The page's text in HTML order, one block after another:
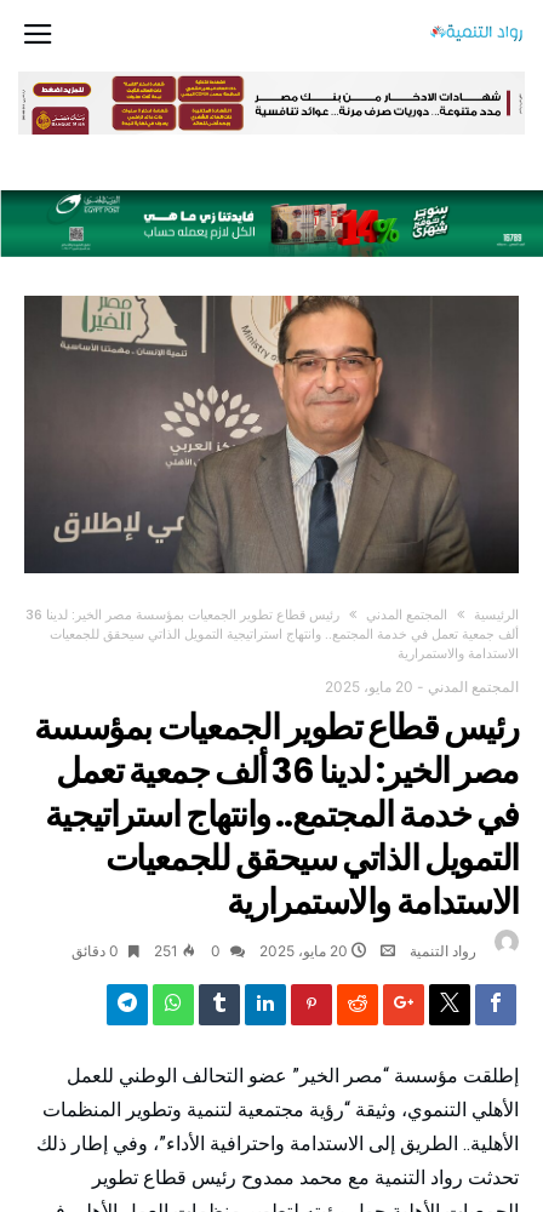
‫الرئيسية‬ المجتمع المدني
رئيس قطاع تطوير الجمعيات بمؤسسة مصر الخير: لدينا 36
ألف جمعية تعمل في خدمة المجتمع.. وانتهاج استراتيجية التمويل الذاتي سيحقق للجمعيات
الاستدامة والاستمرارية
المجتمع المدني - 20 مايو، 2025
رئيس قطاع تطوير الجمعيات بمؤسسة
مصر الخير: لدينا 36 ألف جمعية تعمل
في خدمة المجتمع.. وانتهاج استراتيجية
التمويل الذاتي سيحقق للجمعيات
الاستدامة والاستمرارية
رواد التنمية 20 مايو، 2025 251 0 ‫دقائق‬
إطلقت مؤسسة “مصر الخير” عضو التحالف الوطني للعمل
الأهلي التنموي، وثيقة “رؤية مجتمعية لتنمية وتطوير المنظمات
الأهلية.. الطريق إلى الاستدامة واحترافية الأداء”، وفي إطار ذلك
تحدثت رواد التنمية مع محمد ممدوح رئيس قطاع تطوير